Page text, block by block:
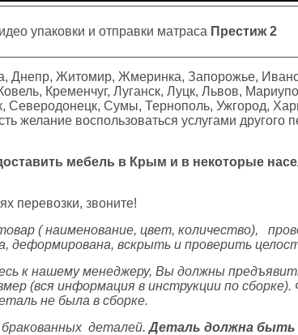
упаковки и отправки матраса Престиж 2
Днепр, Житомир, Жмеринка, Запорожье,
Кременчуг, Луганск, Луцк, Львов,
Северодонецк, Сумы, Тернополь, Ужгород,
желание воспользоваться услугами другого
мебель в Крым и в некоторые
перевозки, звоните!
( наименование, цвет, количество),
деформирована, вскрыть и проверить
к нашему менеджеру, Вы должны
(вся информация в инструкции по
не была в сборке.
деталей.Деталь должна быть